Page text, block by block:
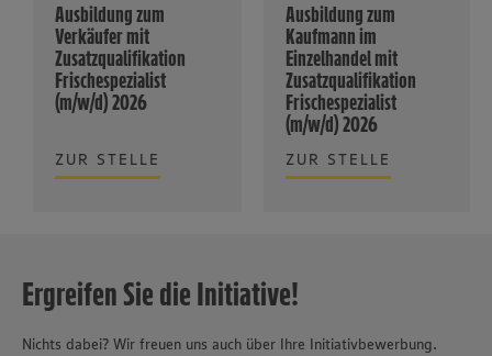
Ausbildung zum
Verkäufer mit
Zusatzqualifikation
Frischespezialist
(m/w/d) 2026
ZUR STELLE
Ausbildung zum
Kaufmann im
Einzelhandel mit
Zusatzqualifikation
Frischespezialist
(m/w/d) 2026
ZUR STELLE
Ergreifen Sie die Initiative!
Nichts dabei? Wir freuen uns auch über Ihre Initiativbewerbung.